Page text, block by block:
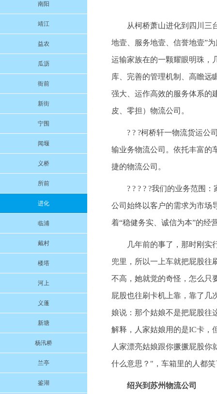
南阳
靖江
益农
瓜沥
衙前
新街
宁围
闻堰
义桥
所前
进化
临浦
戴村
楼塔
河上
义蓬
新塘
杨汛桥
兰亭
鉴湖
从柯桥萧山进化到四川三
地壹、服务地壹、信誉地壹”
运输家族在的一颗耀眼明珠，
库、完善的管理机制、高瞻远
强大、运作高效的服务体系的
皮、零担）物流公司。
? ? ?柯桥轩一物流货运公
输业务物流公司。依托丰富的
捷的物流公司。
? ? ? ? ?我们的业务范围
公司始终以客户的需求为市场
着“稳健务实、诚信为本”的经
几年前的事了，那时刚实
兜里，所以一上车就把屁股往
不高，她就觉的奇怪，怎么只
屁股也往刷卡机上靠，靠了几
娘说：那个姑娘不是把屁股往
解释，人家姑娘用的是IC卡，
人家漂亮姑娘跟你撅撅屁股
什么意思？"，车箱里的人都
绍兴到苏州物流公司